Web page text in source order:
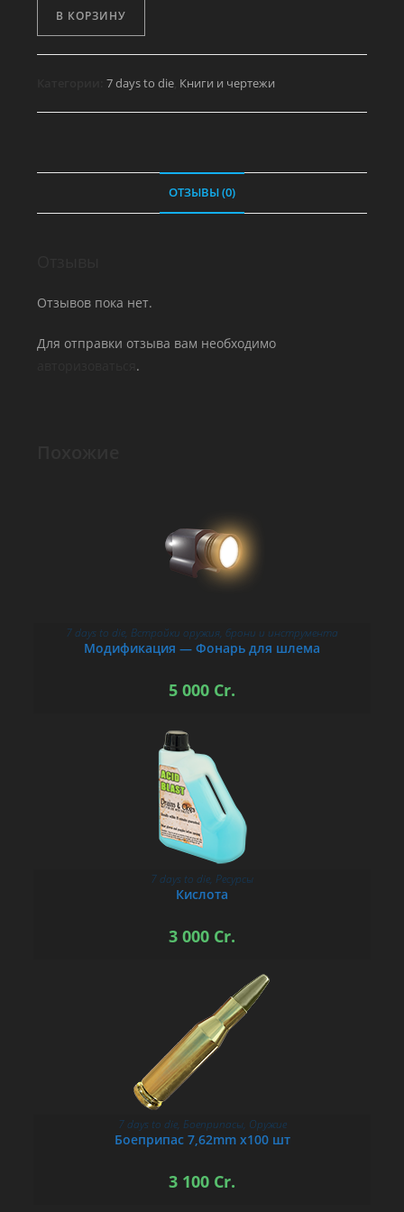
Везучий
В КОРЗИНУ
Категории:7 days to die Книги и чертежи
ОТЗЫВЫ (0)
Отзывов пока нет.
Для отправки отзыва вам необходимо
.
В КОРЗИНУ
7 days to die, Встройки оружия, брони и инструмента
Модификация — Фонарь для шлема
5 000 Cr.
В КОРЗИНУ
7 days to die, Ресурсы
Кислота
3 000 Cr.
В КОРЗИНУ
7 days to die, Боеприпасы, Оружие
Боеприпас 7,62mm х100 шт
3 100 Cr.